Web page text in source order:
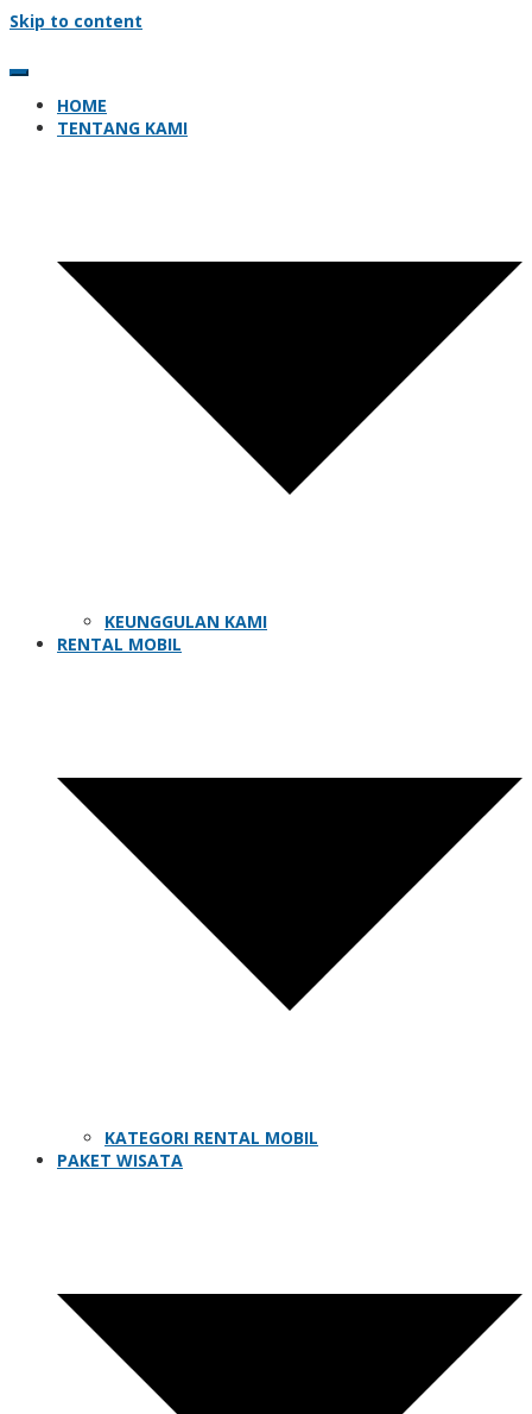
Skip to content
HOME
TENTANG KAMI
KEUNGGULAN KAMI
RENTAL MOBIL
KATEGORI RENTAL MOBIL
PAKET WISATA